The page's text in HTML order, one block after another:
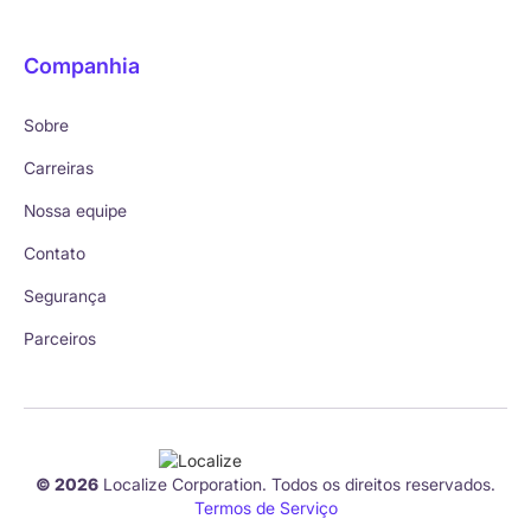
Companhia
Sobre
Carreiras
Nossa equipe
Contato
Segurança
Parceiros
© 2026 Localize Corporation. Todos os direitos reservados.
Termos de Serviço